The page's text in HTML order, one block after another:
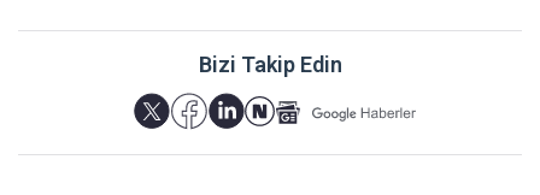
Bizi Takip Edin